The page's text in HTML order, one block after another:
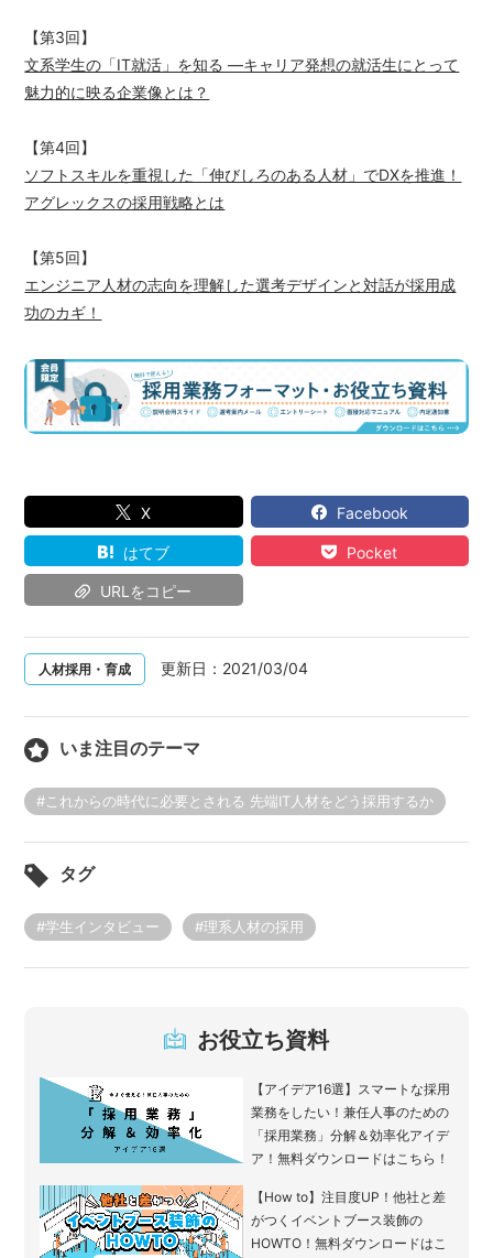
【第3回】
文系学生の「IT就活」を知る ―キャリア発想の就活生にとって
魅力的に映る企業像とは？
【第4回】
ソフトスキルを重視した「伸びしろのある人材」でDXを推進！
アグレックスの採用戦略とは
【第5回】
エンジニア人材の志向を理解した選考デザインと対話が採用成
功のカギ！
X Facebook
はてブ Pocket
URLをコピー
人材採用・育成 更新日： 2021/03/04
いま注目のテーマ
#これからの時代に必要とされる 先端IT人材をどう採用するか
タグ
#学生インタビュー #理系人材の採用
お役立ち資料
【アイデア16選】スマートな採用
業務をしたい！兼任人事のための
「採用業務」分解＆効率化アイデ
ア！無料ダウンロードはこちら！
【How to】注目度UP！他社と差
がつくイベントブース装飾の
HOWTO！無料ダウンロードはこ